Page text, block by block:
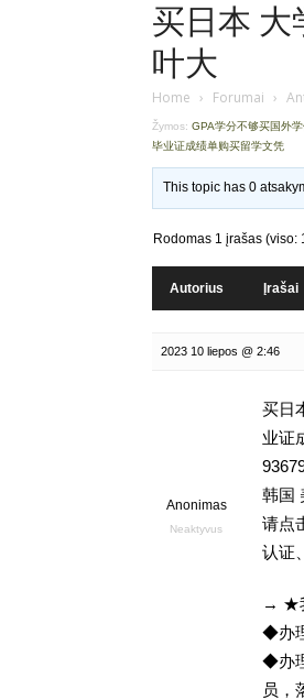
买日本 大
叶大
Home › Forumai ›
Žymos: GPA学分不够买国外
毕业证成绩单购买留学文凭
This topic has 0
Rodomas 1 įrašas (viso:
Autorius Įrašai
2023 10 liepos @ 2:46
Anonimas
Neaktyvus
买日
业证
韩国
请点
认证
→ ★
◆办
◆办
员，